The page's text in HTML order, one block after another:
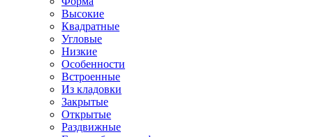
Высокие
Квадратные
Угловые
Низкие
Особенности
Встроенные
Из кладовки
Закрытые
Открытые
Раздвижные